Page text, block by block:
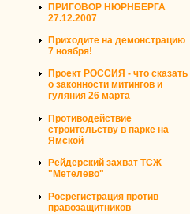
ПРИГОВОР НЮРНБЕРГА
27.12.2007
Приходите на демонстрацию
7 ноября!
Проект РОССИЯ - что сказать
о законности митингов и
гуляния 26 марта
Противодействие
строительству в парке на
Ямской
Рейдерский захват ТСЖ
"Метелево"
Росрегистрация против
правозащитников